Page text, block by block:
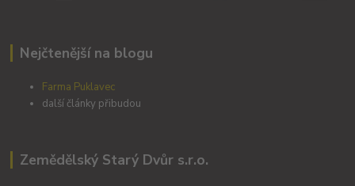
Nejčtenější na blogu
Farma Puklavec
další články přibudou
Zemědělský Starý Dvůr s.r.o.